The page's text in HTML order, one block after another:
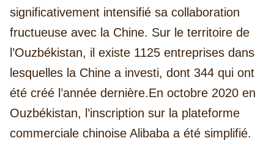
significativement intensifié sa collaboration
fructueuse avec la Chine. Sur le territoire de
l’Ouzbékistan, il existe 1125 entreprises dans
lesquelles la Chine a investi, dont 344 qui ont
été créé l’année dernière.En octobre 2020 en
Ouzbékistan, l’inscription sur la plateforme
commerciale chinoise Alibaba a été simplifié.